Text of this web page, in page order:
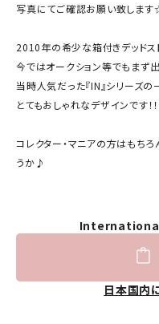
写真にてご確認お願い致しま
2010年の希少な箱付きデッドス
今ではオークション等でもまず
当時人気だった『IN』シリーズ
とてもおしゃれなデザインです！！
コレクター・マニアの方はもち
うか♪
日本国内